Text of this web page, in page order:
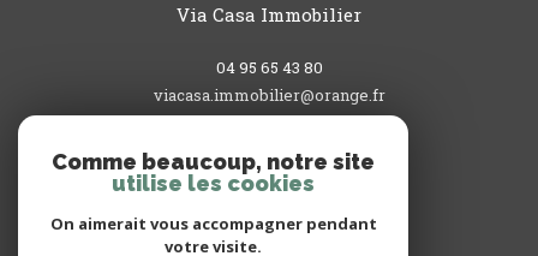
Via Casa Immobilier
04 95 65 43 80
viacasa.immobilier@orange.fr
3, rue du Commandant L'Herminier
bastia
Comme beaucoup, notre site
utilise les cookies
On aimerait vous accompagner pendant
votre visite.